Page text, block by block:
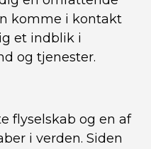
komme i kontakt
et indblik i
og tjenester.
flyselskab og en af
i verden. Siden